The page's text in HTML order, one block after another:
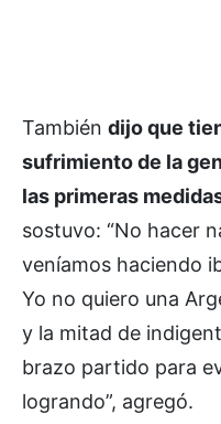
También dijo que
sufrimiento de la
las primeras
sostuvo: “No hacer
veníamos haciendo
Yo no quiero una
y la mitad de
brazo partido para
logrando”, agregó.